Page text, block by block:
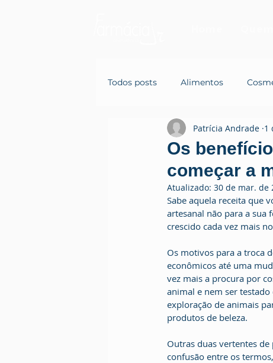
Todos posts Alimentos
Os
começar a
Patrícia Andrade 1
Atualizado: 30 de mar. de
Sabe aquela receita que
artesanal não para a sua
crescido cada vez mais
Os motivos para a troca
econômicos até uma
vez mais a procura por
animal e nem ser
exploração de animais
produtos de beleza.
Outras duas vertentes
confusão entre os